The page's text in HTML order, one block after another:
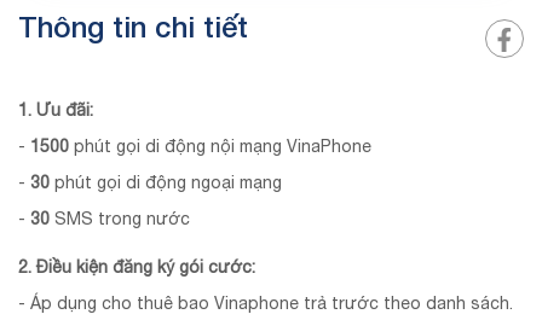
Thông tin chi tiết
1. Ưu đãi:
- 1500 phút gọi di động nội mạng VinaPhone
- 30 phút gọi di động ngoại mạng
- 30 SMS trong nước
2. Điều kiện đăng ký gói cước:
- Áp dụng cho thuê bao Vinaphone trả trước theo danh sách.